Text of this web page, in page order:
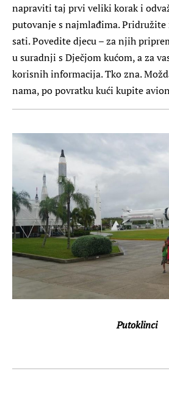
napraviti taj prvi veliki korak i
putovanje s najmlađima. Pridružite
sati. Povedite djecu – za njih
u suradnji s Dječjom kućom, a za
korisnih informacija. Tko zna.
nama, po povratku kući kupite
Putoklinci